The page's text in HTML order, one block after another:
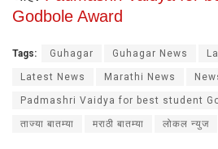
Godbole Award
Tags: Guhagar Guhagar News
Latest News Marathi News
Padmashri Vaidya for best student
ताज्या बातम्या मराठी बातम्या लोकल न्युज